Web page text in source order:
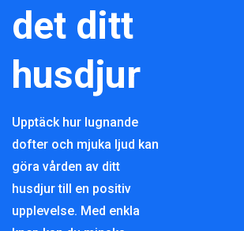
det ditt
husdjur
Upptäck hur lugnande
dofter och mjuka ljud kan
göra vården av ditt
husdjur till en positiv
upplevelse. Med enkla